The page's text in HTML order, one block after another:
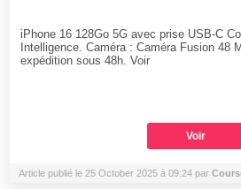
iPhone 16 128Go 5G avec prise USB-C
Intelligence. Caméra : Caméra Fusion 48
expédition sous 48h. Voir
Voir
Article publié le 25 October 2025 à 09:24 par